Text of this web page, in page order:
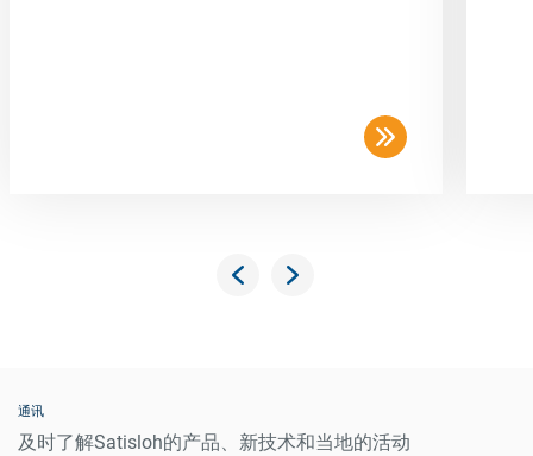
通讯
及时了解Satisloh的产品、新技术和当地的活动